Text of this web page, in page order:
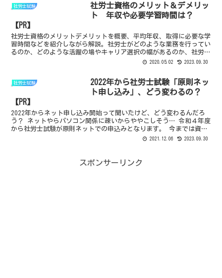
社労士試験
社労士資格のメリット＆デメリッ
ト 年収や必要学習時間は？
【PR】
社労士資格のメリットデメリットを概要、平均年収、取得に必要な学
習時間などを紹介しながら解説。社労士がどのような業務を行ってい
るのか、どのような活躍の場やキャリア選択の幅があるのか、社労士
資格に興味をお持ちの方に最適な情報をお届けします。
2020.05.02 2023.09.30
社労士試験
2022年から社労士試験「原則ネッ
ト申し込み」、どう変わるの？
【PR】
2022年からネット申し込み開始って聞いたけど、どう変わるんだろ
う？ ネットやらパソコン関係に疎いからややこしそう… 令和４年度
から社労士試験が原則ネットでの申込みとなります。 今までは資料
を取り寄せ、紙に記入し、わざわざ簡易書留で郵送して...
2021.12.06 2023.09.30
スポンサーリンク